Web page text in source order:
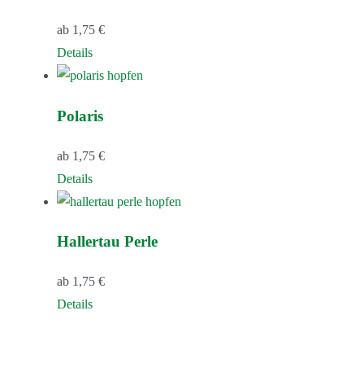
ab 1,75 €
Dieses
Produkt
mehrere
Die
können
der
Produktseite
Details
Polaris
ab 1,75 €
Dieses
Produkt
mehrere
Details
Hallertau Perle
ab 1,75 €
Dieses
Details